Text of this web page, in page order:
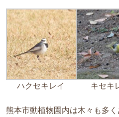
ハクセキレイ キセキ
熊本市動植物園内は木々も多